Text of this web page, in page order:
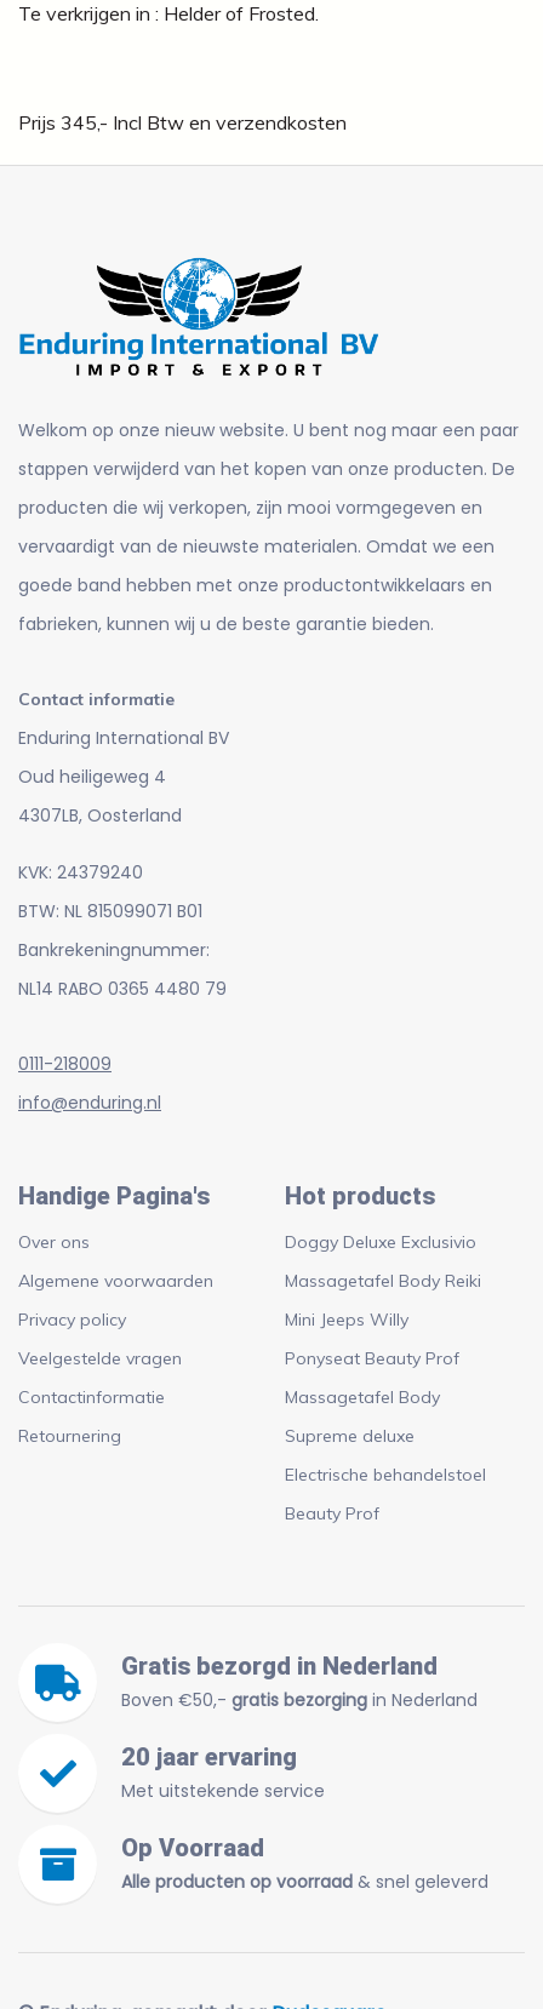
Te verkrijgen in : Helder of Frosted.
Prijs 345,- Incl Btw en verzendkosten
Welkom op onze nieuw website. U bent nog maar een paar
stappen verwijderd van het kopen van onze producten. De
producten die wij verkopen, zijn mooi vormgegeven en
vervaardigt van de nieuwste materialen. Omdat we een
goede band hebben met onze productontwikkelaars en
fabrieken, kunnen wij u de beste garantie bieden.
Contact informatie
Enduring International BV
Oud heiligeweg 4
4307LB, Oosterland
KVK: 24379240
BTW: NL 815099071 B01
Bankrekeningnummer:
NL14 RABO 0365 4480 79
0111-218009
info@enduring.nl
Handige Pagina's
Over ons
Algemene voorwaarden
Privacy policy
Veelgestelde vragen
Contactinformatie
Retournering
Hot products
Doggy Deluxe Exclusivio
Massagetafel Body Reiki
Mini Jeeps Willy
Ponyseat Beauty Prof
Massagetafel Body
Supreme deluxe
Electrische behandelstoel
Beauty Prof
Gratis bezorgd in Nederland
Boven €50,- gratis bezorging in Nederland
20 jaar ervaring
Met uitstekende service
Op Voorraad
Alle producten op voorraad & snel geleverd